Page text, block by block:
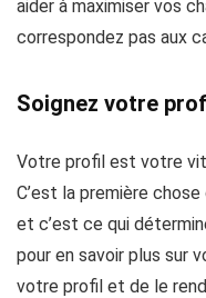
aider à maximiser vos
correspondez pas aux
Soignez votre
Votre profil est votre
C’est la première
et c’est ce qui
pour en savoir plus sur
votre profil et de le